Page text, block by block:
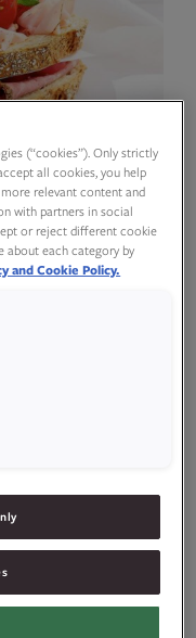
+
(“cookies”). Only strictly
all cookies, you help
relevant content and
with partners in social
or reject different cookie
about each category by
and Cookie Policy.